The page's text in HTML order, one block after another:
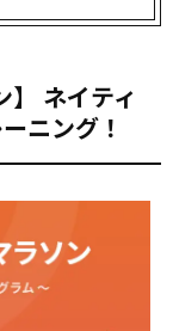
】 ネイティ
ニング！